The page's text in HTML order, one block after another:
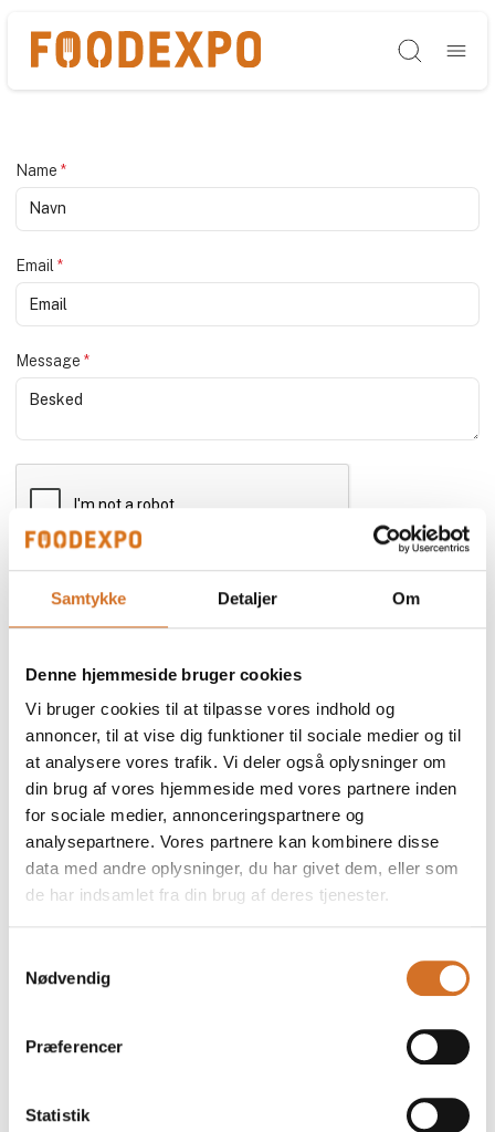
Samtykke Detaljer Om
Denne hjemmeside bruger cookies
Vi bruger cookies til at tilpasse vores indhold og
annoncer, til at vise dig funktioner til sociale medier og til
at analysere vores trafik. Vi deler også oplysninger om
din brug af vores hjemmeside med vores partnere inden
for sociale medier, annonceringspartnere og
analysepartnere. Vores partnere kan kombinere disse
data med andre oplysninger, du har givet dem, eller som
de har indsamlet fra din brug af deres tjenester.
Nødvendig
Præferencer
Statistik
Søg
Name*
Email*
Message*
Send
Foodexpo er Nordens største fødevaremesse og branchens faglige
brancheforeninger inden for blandt andet foodservice, hotel,
restaurant og detail, og har eksisteret siden 2004.